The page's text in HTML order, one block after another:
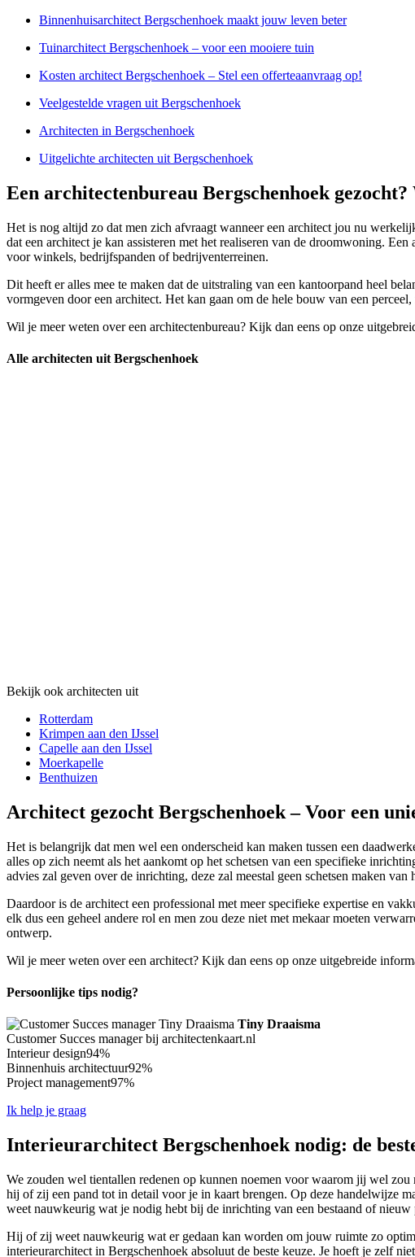
Binnenhuisarchitect Bergschenhoek maakt jouw leven beter
Tuinarchitect Bergschenhoek – voor een mooiere tuin
Kosten architect Bergschenhoek – Stel een offerteaanvraag op!
Veelgestelde vragen uit Bergschenhoek
Architecten in Bergschenhoek
Uitgelichte architecten uit Bergschenhoek
Een architectenbureau Bergschenhoek
Het is nog altijd zo dat men zich afvraagt wanneer een architect jou nu
dat een architect je kan assisteren met het realiseren van de droomwoning.
voor winkels, bedrijfspanden of bedrijventerreinen.
Dit heeft er alles mee te maken dat de uitstraling van een kantoorpand heel
vormgeven door een architect. Het kan gaan om de hele bouw van een
Wil je meer weten over een architectenbureau? Kijk dan eens op onze
Alle architecten uit Bergschenhoek
Bekijk ook architecten uit
Rotterdam
Krimpen aan den IJssel
Capelle aan den IJssel
Moerkapelle
Benthuizen
Architect gezocht Bergschenhoek – Voor een
Het is belangrijk dat men wel een onderscheid kan maken tussen een
alles op zich neemt als het aankomt op het schetsen van een specifieke
advies zal geven over de inrichting, deze zal meestal geen schetsen maken van
Daardoor is de architect een professional met meer specifieke expertise en
elk dus een geheel andere rol en men zou deze niet met mekaar moeten
ontwerp.
Wil je meer weten over een architect? Kijk dan eens op onze uitgebreide
Persoonlijke tips nodig?
Tiny Draaisma
Customer Succes manager bij architectenkaart.nl
Interieur design94%
Binnenhuis architectuur92%
Project management97%
Ik help je graag
Interieurarchitect Bergschenhoek nodig: de
We zouden wel tientallen redenen op kunnen noemen voor waarom jij wel
hij of zij een pand tot in detail voor je in kaart brengen. Op deze handelwijze
weet nauwkeurig wat je nodig hebt bij de inrichting van een bestaand of nieuw
Hij of zij weet nauwkeurig wat er gedaan kan worden om jouw ruimte zo
interieurarchitect in Bergschenhoek absoluut de beste keuze. Je hoeft je zelf